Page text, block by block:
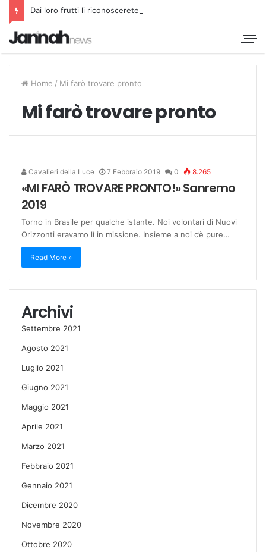
Dai loro frutti li riconoscerete
Home / Mi farò trovare pronto
Mi farò trovare pronto
Cavalieri della Luce 7 Febbraio 2019 0 8.265
«MI FARÒ TROVARE PRONTO!» Sanremo
2019
Torno in Brasile per qualche istante. Noi volontari di Nuovi
Orizzonti eravamo lì in missione. Insieme a noi c’è pure…
Read More »
Archivi
Settembre 2021
Agosto 2021
Luglio 2021
Giugno 2021
Maggio 2021
Aprile 2021
Marzo 2021
Febbraio 2021
Gennaio 2021
Dicembre 2020
Novembre 2020
Ottobre 2020